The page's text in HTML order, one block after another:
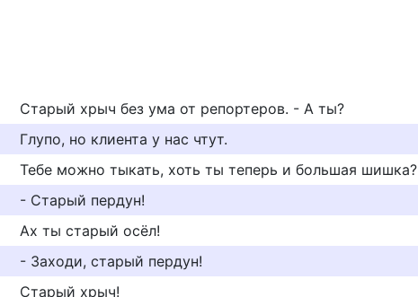
Старый хрыч без ума от репортеров. - А ты?
Глупо, но клиента у нас чтут.
Тебе можно тыкать, хоть ты теперь и большая шишка?
- Старый пердун!
Ах ты старый осёл!
- Заходи, старый пердун!
Старый хрыч!